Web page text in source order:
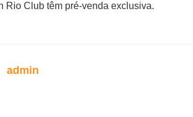
Rio Club têm pré-venda exclusiva.
admin